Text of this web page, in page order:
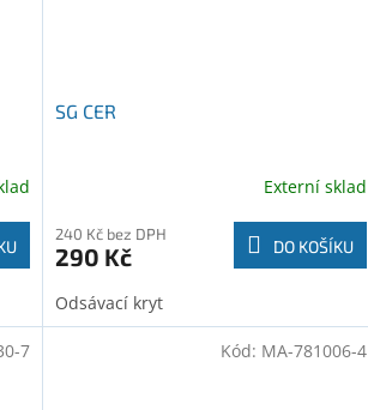
SG CER
Externí sklad
240 Kč bez DPH
290 Kč DO KOŠÍKU
Odsávací kryt
7 Kód: MA-781006-4